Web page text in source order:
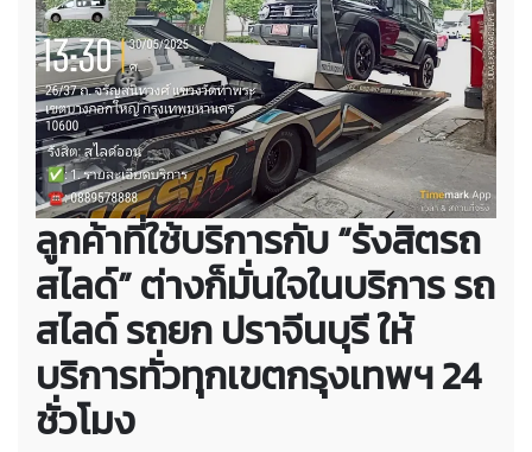
ลูกค้าที่ใช้บริการกับ “รังสิตรถ
สไลด์” ต่างก็มั่นใจในบริการรถ
สไลด์ รถยก ปราจีนบุรีให้
บริการทั่วทุกเขตกรุงเทพฯ 24
ชั่วโมง